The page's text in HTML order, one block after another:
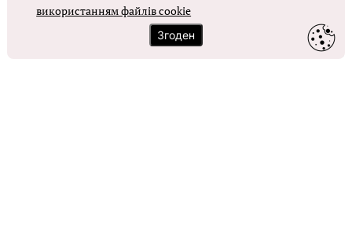
ОТРИМАТИ ДОСТУП
використанням файлів cookie
Згоден